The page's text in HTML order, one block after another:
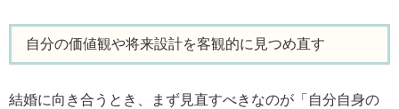
自分の価値観や将来設計を客観的に見つめ直す
結婚に向き合うとき、まず見直すべきなのが「自分自身の